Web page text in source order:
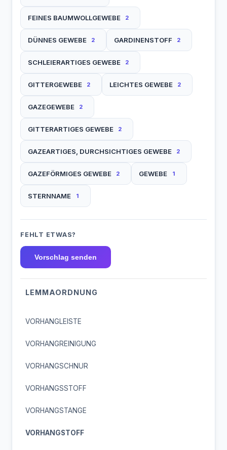
FEINES BAUMWOLLGEWEBE 2
DÜNNES GEWEBE 2 GARDINENSTOFF 2
SCHLEIERARTIGES GEWEBE 2
GITTERGEWEBE 2 LEICHTES GEWEBE 2
GAZEGEWEBE 2
GITTERARTIGES GEWEBE 2
GAZEARTIGES, DURCHSICHTIGES GEWEBE 2
GAZEFÖRMIGES GEWEBE 2 GEWEBE 1
STERNNAME 1
FEHLT ETWAS?
Vorschlag senden
LEMMAORDNUNG
VORHANGLEISTE
VORHANGREINIGUNG
VORHANGSCHNUR
VORHANGSSTOFF
VORHANGSTANGE
VORHANGSTOFF